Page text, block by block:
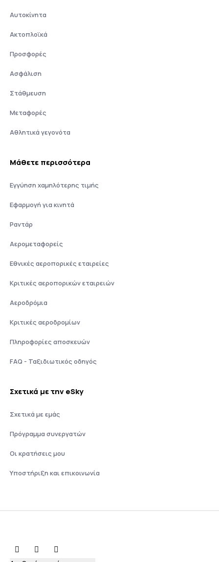
Αυτοκίνητα
Ακτοπλοϊκά
Προσφορές
Ασφάλιση
Στάθμευση
Μεταφορές
Αθλητικά γεγονότα
Μάθετε περισσότερα
Εγγύηση χαμηλότερης τιμής
Εφαρμογή για κινητά
Ραντάρ
Αερομεταφορείς
Εθνικές αεροπορικές εταιρείες
Κριτικές αεροπορικών εταιρειών
Αεροδρόμια
Κριτικές αεροδρομίων
Πληροφορίες αποσκευών
FAQ - Ταξιδιωτικός οδηγός
Σχετικά με την eSky
Σχετικά με εμάς
Πρόγραμμα συνεργατών
Οι κρατήσεις μου
Υποστήριξη και επικοινωνία